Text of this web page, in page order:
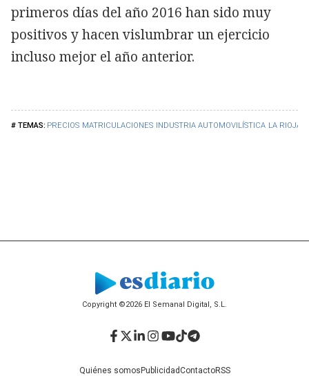
PRECIOS MATRICULACIONES INDUSTRIA AUTOMOVILÍSTICA LA RIOJA
primeros días del año 2016 han sido muy
positivos y hacen vislumbrar un ejercicio
incluso mejor el año anterior.
Copyright ©2026 El Semanal Digital, S.L.
Quiénes somos PublicidadContactoRSS
Facebook
Twitter
LinkedIn
Instagram
YouTube
TikTok
Telegram